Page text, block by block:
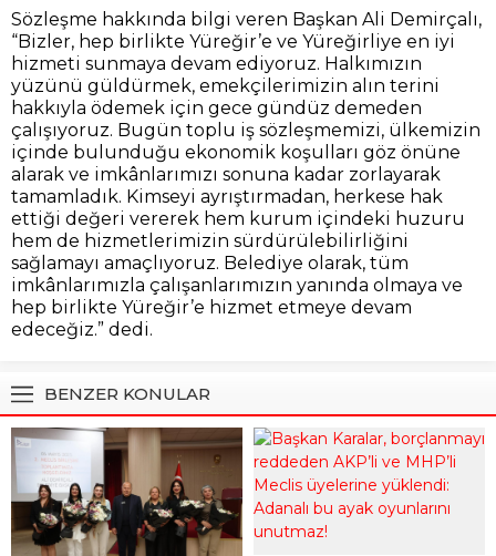
Sözleşme hakkında bilgi veren Başkan Ali Demirçalı,
“Bizler, hep birlikte Yüreğir’e ve Yüreğirliye en iyi
hizmeti sunmaya devam ediyoruz. Halkımızın
yüzünü güldürmek, emekçilerimizin alın terini
hakkıyla ödemek için gece gündüz demeden
çalışıyoruz. Bugün toplu iş sözleşmemizi, ülkemizin
içinde bulunduğu ekonomik koşulları göz önüne
alarak ve imkânlarımızı sonuna kadar zorlayarak
tamamladık. Kimseyi ayrıştırmadan, herkese hak
ettiği değeri vererek hem kurum içindeki huzuru
hem de hizmetlerimizin sürdürülebilirliğini
sağlamayı amaçlıyoruz. Belediye olarak, tüm
imkânlarımızla çalışanlarımızın yanında olmaya ve
hep birlikte Yüreğir’e hizmet etmeye devam
edeceğiz.” dedi.
BENZER KONULAR